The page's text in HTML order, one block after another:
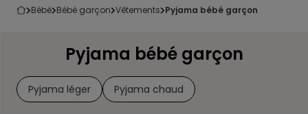
bébé bébé garçon vêtements pyjama bébé garçon
Pyjama bébé garçon
Pyjama léger Pyjama chaud